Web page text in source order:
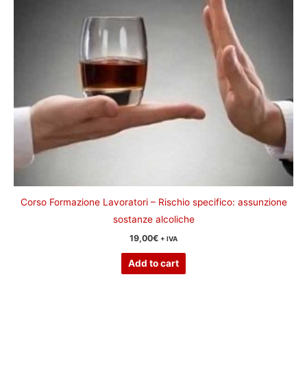
Corso Formazione Lavoratori – Rischio specifico: assunzione
sostanze alcoliche
19,00€ + IVA
Add to cart